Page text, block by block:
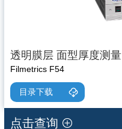
透明膜层 面型厚度测量
Filmetrics F54
目录下载
点击查询